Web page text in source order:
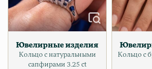
Ювелирные изделия
Кольцо с натуральными
сапфирами 3.25 ct
Кольцо с